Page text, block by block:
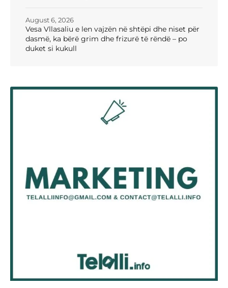
Vesa Vllasaliu e len vajzën në shtëpi dhe niset për
dasmë, ka bërë grim dhe frizurë të rëndë – po
duket si kukull
August 6, 2026